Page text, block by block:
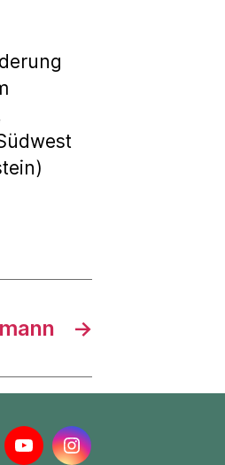
→
YouTubeInstagram